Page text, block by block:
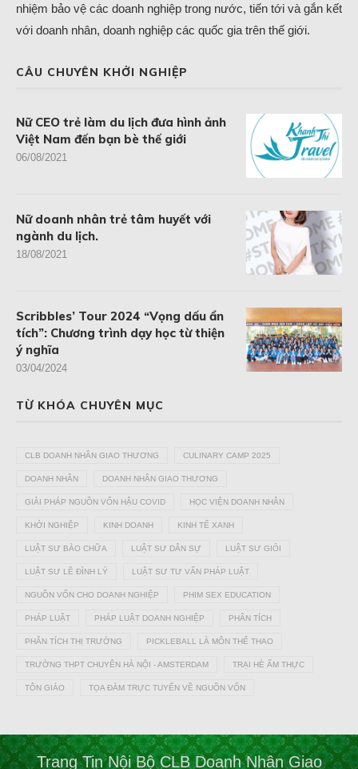
nhiệm bảo vệ các doanh nghiệp trong nước, tiến tới và gắn kết
với doanh nhân, doanh nghiệp các quốc gia trên thế giới.
CÂU CHUYÊN KHỞI NGHIỆP
Nữ CEO trẻ làm du lịch đưa hình ảnh
Việt Nam đến bạn bè thế giới
06/08/2021
Nữ doanh nhân trẻ tâm huyết với
ngành du lịch.
18/08/2021
Scribbles’ Tour 2024 “Vọng dấu ẩn
tích”: Chương trình dạy học từ thiện
ý nghĩa
03/04/2024
TỪ KHÓA CHUYÊN MỤC
CLB DOANH NHÂN GIAO THƯƠNG CULINARY CAMP 2025
DOANH NHÂN DOANH NHÂN GIAO THƯƠNG
GIẢI PHÁP NGUỒN VỐN HẬU COVID HỌC VIỆN DOANH NHÂN
KHỞI NGHIỆP KINH DOANH KINH TẾ XANH
LUẬT SƯ BÀO CHỮA LUẬT SƯ DÂN SỰ LUẬT SƯ GIỎI
LUẬT SƯ LÊ ĐÌNH LÝ LUẬT SƯ TƯ VẤN PHÁP LUẬT
NGUỒN VỐN CHO DOANH NGHIỆP PHIM SEX EDUCATION
PHÁP LUẬT PHÁP LUẬT DOANH NGHIỆP PHÂN TÍCH
PHÂN TÍCH THỊ TRƯỜNG PICKLEBALL LÀ MÔN THỂ THAO
TRƯỜNG THPT CHUYÊN HÀ NỘI - AMSTERDAM TRẠI HÈ ẨM THỰC
TÔN GIÁO TỌA ĐÀM TRỰC TUYẾN VỀ NGUỒN VỐN
Trang Tin Nội Bộ CLB Doanh Nhân Giao